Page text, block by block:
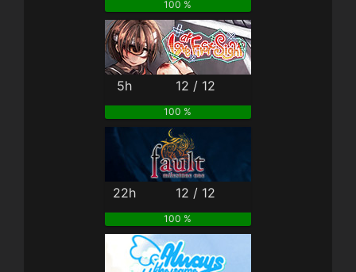
100 %
5h 12 / 12
100 %
22h 12 / 12
100 %